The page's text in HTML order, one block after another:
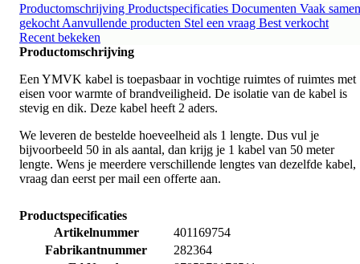
Productomschrijving Productspecificaties Documenten Vaak samen
gekocht Aanvullende producten Stel een vraag Best verkocht
Recent bekeken
Productomschrijving
Een YMVK kabel is toepasbaar in vochtige ruimtes of ruimtes met
eisen voor warmte of brandveiligheid. De isolatie van de kabel is
stevig en dik. Deze kabel heeft 2 aders.
We leveren de bestelde hoeveelheid als 1 lengte. Dus vul je
bijvoorbeeld 50 in als aantal, dan krijg je 1 kabel van 50 meter
lengte. Wens je meerdere verschillende lengtes van dezelfde kabel,
vraag dan eerst per mail een offerte aan.
Productspecificaties
Artikelnummer
401169754
Fabrikantnummer
282364